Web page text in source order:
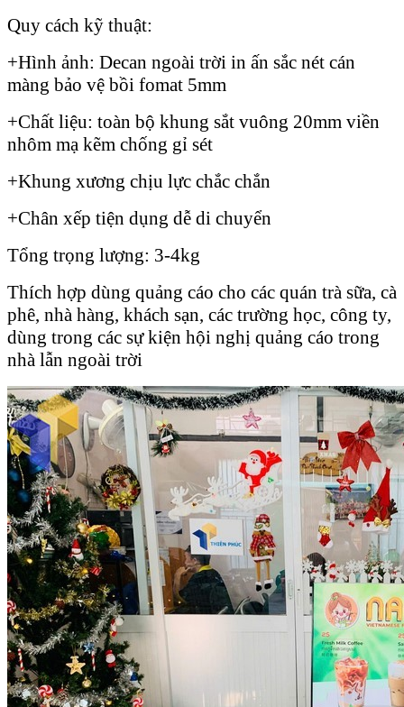
Quy cách kỹ thuật:
+Hình ảnh: Decan ngoài trời in ấn sắc nét cán
màng bảo vệ bồi fomat 5mm
+Chất liệu: toàn bộ khung sắt vuông 20mm viền
nhôm mạ kẽm chống gỉ sét
+Khung xương chịu lực chắc chắn
+Chân xếp tiện dụng dễ di chuyển
Tổng trọng lượng: 3-4kg
Thích hợp dùng quảng cáo cho các quán trà sữa, cà
phê, nhà hàng, khách sạn, các trường học, công ty,
dùng trong các sự kiện hội nghị quảng cáo trong
nhà lẫn ngoài trời